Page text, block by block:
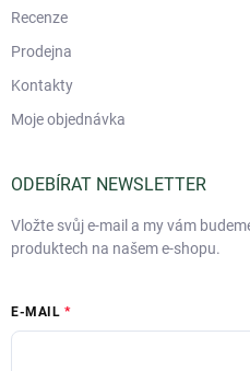
Recenze
Prodejna
Kontakty
Moje objednávka
ODEBÍRAT NEWSLETTER
Vložte svůj e-mail a my vám
produktech na našem e-shopu.
E-MAIL